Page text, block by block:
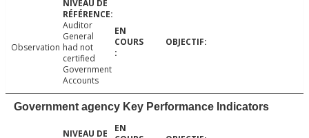
Observation
Auditor
General
had not
certified
Government
Accounts
Government agency Key Performance Indicators